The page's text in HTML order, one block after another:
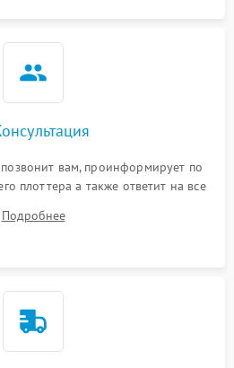
вам, проинформирует по
плоттера а также ответит на все
Подробнее